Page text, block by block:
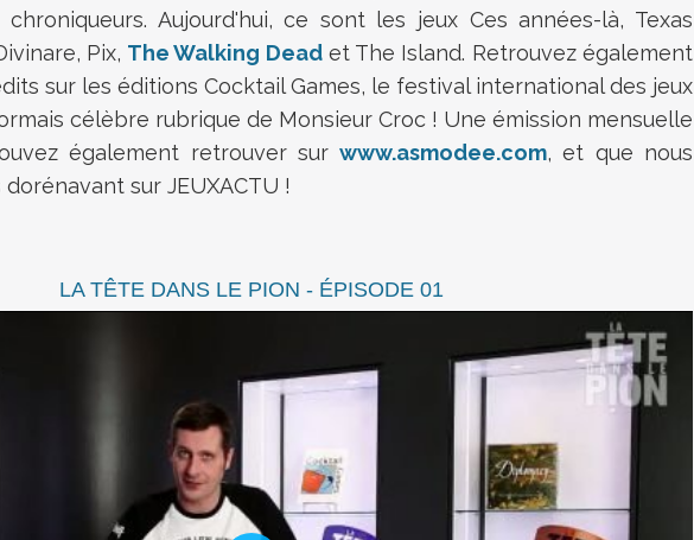
Aujourd'hui, ce sont les jeux Ces années-là, Texas
Pix, The Walking Deadet The Island. Retrouvez également
sur les éditions Cocktail Games, le festival international des jeux
célèbre rubrique de Monsieur Croc ! Une émission mensuelle
également retrouver surwww.asmodee.com, et que nous
sur JEUXACTU !
LA TÊTE DANS LE PION - ÉPISODE 01